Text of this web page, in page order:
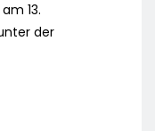
13.
der